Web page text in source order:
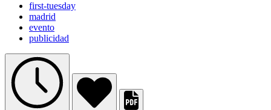
first-tuesday
madrid
evento
publicidad